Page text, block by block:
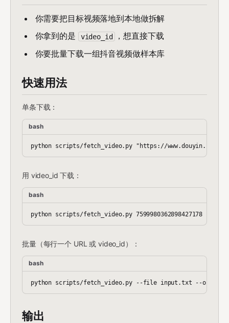
你需要把目标视频落地到本地做拆解
你拿到的是
video_id
，想直接下载
你要批量下载一组抖音视频做样本库
快速用法
单条下载：
bash
用 video_id 下载：
bash
批量（每行一个 URL 或 video_id）：
bash
输出